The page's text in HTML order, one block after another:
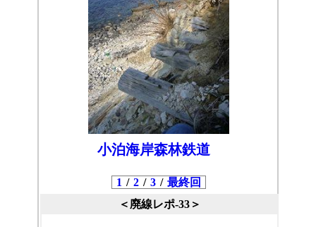
小泊海岸森林鉄道
1 / 2 / 3 / 最終回
＜廃線レポ-33＞